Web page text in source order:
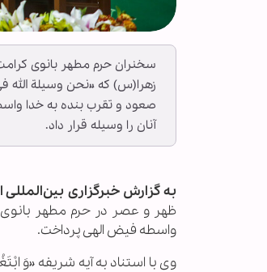
زهرا(س) که «نحن وسیلة
صعود و تقرب بنده به خدا
آنان را وسیله قرار داد.
به گزارش خبرگزاری بین‌المللی
ظهر و عصر در حرم مطهر بانوی
واسطه فیض الهی پرداخت.